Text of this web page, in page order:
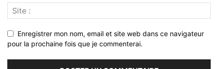
Enregistrer mon nom, email et site web dans ce navigateur
pour la prochaine fois que je commenterai.